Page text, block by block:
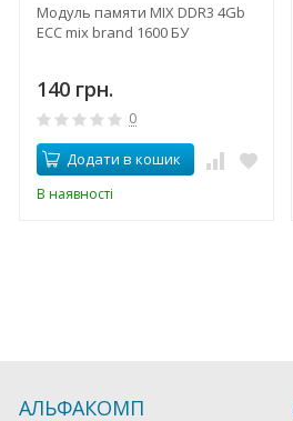
Модуль памяти MIX DDR3 4Gb
ECC mix brand 1600 БУ
140 грн.
0
Додати в кошик
В наявності
АЛЬФАКОМП